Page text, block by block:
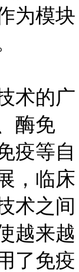
为模块
术的广
酶免
疫等自
，临床
术之间
越来越
了免疫